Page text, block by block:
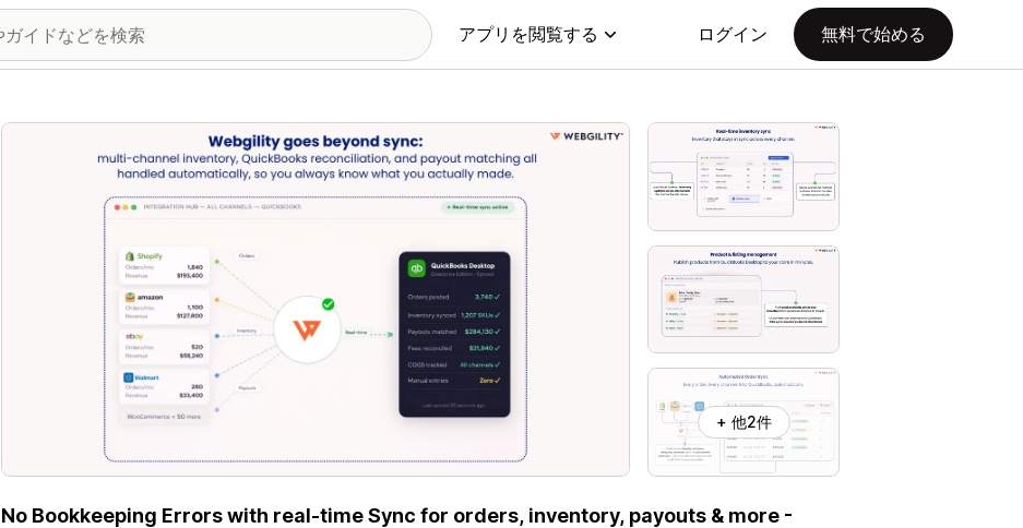
アプリを閲覧する ログイン 無料で始める
特集の画像ギャラリー
+ 他2件
No Bookkeeping Errors with real-time Sync for orders, inventory, payouts & more -